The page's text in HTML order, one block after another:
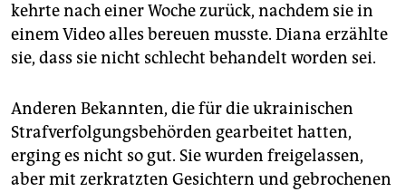
kehrte nach einer Woche zurück, nachdem sie in
einem Video alles bereuen musste. Diana erzählte
sie, dass sie nicht schlecht behandelt worden sei.
Anderen Bekannten, die für die ukrainischen
Strafverfolgungsbehörden gearbeitet hatten,
erging es nicht so gut. Sie wurden freigelassen,
aber mit zerkratzten Gesichtern und gebrochenen